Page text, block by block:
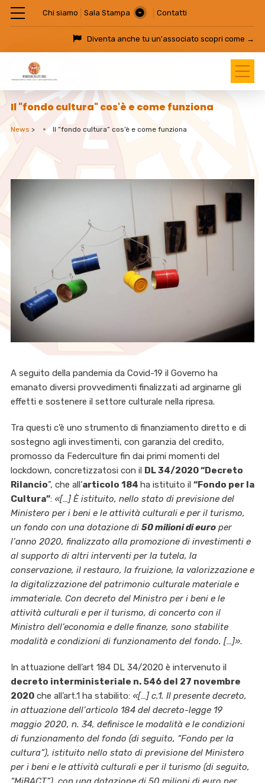
Chi siamo Sala Stampa Contatti
Diventa anche tu un'associatoscopri come →
Il "fondo cultura" cos'è e come funziona
News > Il “fondo cultura” cos’è e come funziona
A seguito della pandemia da Covid-19 il Governo ha
emanato diversi provvedimenti finalizzati ad arginarne gli
effetti e sostenere il settore culturale nella ripresa.
Tra questi c’è uno strumento di finanziamento diretto e di
sostegno agli investimenti, con garanzia del credito,
promosso da Federculture fin dai primi momenti del
lockdown, concretizzatosi con il DL 34/2020 “Decreto
Rilancio”, che all’articolo 184 ha istituito il “Fondo per la
Cultura”: «[…]È istituito, nello stato di previsione del
Ministero per i beni e le attività culturali e per il turismo,
un fondo con una dotazione di 50 milioni di europer
l’anno 2020, finalizzato alla promozione di investimenti e
al supporto di altri interventi per la tutela, la
conservazione, il restauro, la fruizione, la valorizzazione e
la digitalizzazione del patrimonio culturale materiale e
immateriale. Con decreto del Ministro per i beni e le
attività culturali e per il turismo, di concerto con il
Ministro dell’economia e delle finanze, sono stabilite
modalità e condizioni di funzionamento del fondo. […]».
In attuazione dell’art 184 DL 34/2020 è intervenuto il
decreto interministeriale n. 546 del 27 novembre
2020che all’art.1 ha stabilito: «[…] c.1. Il presente decreto,
in attuazione dell’articolo 184 del decreto-legge 19
maggio 2020, n. 34, definisce le modalità e le condizioni
di funzionamento del fondo (di seguito, “Fondo per la
cultura”), istituito nello stato di previsione del Ministero
per i beni e le attività culturali e per il turismo (di seguito,